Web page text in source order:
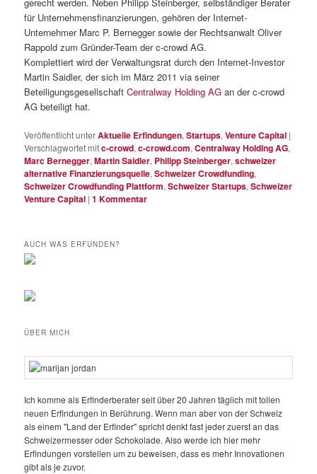
für Unternehmensfinanzierungen, gehören der Internet-
Unternehmer Marc P. Bernegger sowie der Rechtsanwalt Oliver
Rappold zum Gründer-Team der c-crowd AG.
Komplettiert wird der Verwaltungsrat durch den Internet-Investor
Martin Saidler, der sich im März 2011 via seiner
BeteiligungsgesellschaftCentralway Holding AG an der c-crowd
AG beteiligt hat.
Veröffentlicht unterAktuelle Erfindungen,Startups,Venture Capital |
Verschlagwortet mitc-crowd,c-crowd.com,Centralway Holding AG,
Marc Bernegger,Martin Saidler, Philipp Steinberger,schweizer
alternative Finanzierungsquelle,Schweizer Crowdfunding,
Schweizer Crowdfunding Plattform,Schweizer Startups,Schweizer
Venture Capital |1 Kommentar
AUCH WAS ERFUNDEN?
ÜBER MICH
Ich komme als Erfinderberater seit über 20 Jahren täglich mit tollen
neuen Erfindungen in Berührung. Wenn man aber von der Schweiz
als einem "Land der Erfinder" spricht denkt fast jeder zuerst an das
Schweizermesser oder Schokolade. Also werde ich hier mehr
Erfindungen vorstellen um zu beweisen, dass es mehr Innovationen
gibt als je zuvor.